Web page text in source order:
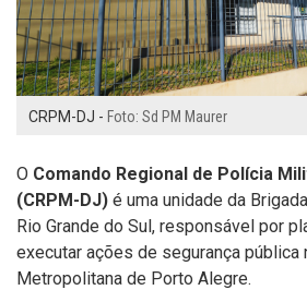
CRPM-DJ - Foto: Sd PM Maurer
O Comando Regional de Polícia
(CRPM-DJ) é uma unidade da
Rio Grande do Sul, responsável por
executar ações de segurança pública
Metropolitana de Porto Alegre.